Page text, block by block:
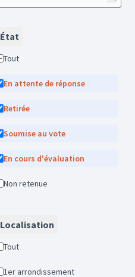
État
Tout
En attente de réponse
Retirée
Soumise au vote
En cours d'évaluation
Non retenue
Localisation
Tout
1er arrondissement